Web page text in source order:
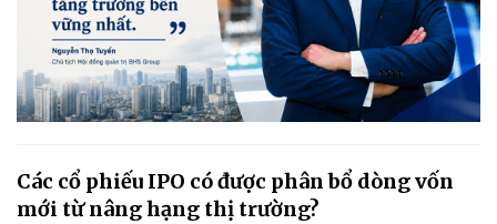
Các cổ phiếu IPO có được phân bổ dòng vốn
mới từ nâng hạng thị trường?